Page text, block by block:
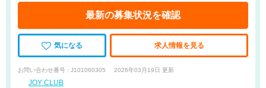
最新の募集状況を確認
気になる 求人情報を見る
お問い合わせ番号 : J101060305 2026年03月19日 更新
JOY CLUB